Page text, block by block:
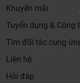
thanh toán đơn hàng
Xin cảm ơn khách
Khuyến mãi
Tuyển dụng & Cộng
Tìm đối tác cung
Liên hệ
Hỏi đáp